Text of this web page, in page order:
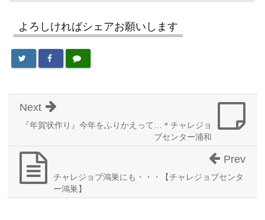
よろしければシェアお願いします
『年賀状作り』今年をふりかえって…＊チャレジョ
ブセンター浦和
Next
チャレジョブ鴻巣にも・・・【チャレジョブセンタ
ー鴻巣】
Prev